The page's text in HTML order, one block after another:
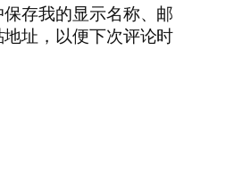
存我的显示名称、邮
址，以便下次评论时